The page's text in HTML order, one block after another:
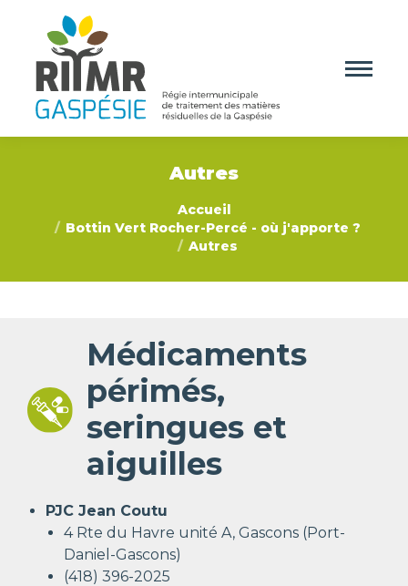
Autres
Accueil
Bottin Vert Rocher-Percé - où j'apporte ?
Autres
Médicaments
périmés,
seringues et
aiguilles
PJC Jean Coutu
4 Rte du Havre unité A, Gascons (Port-
Daniel-Gascons)
(418) 396-2025